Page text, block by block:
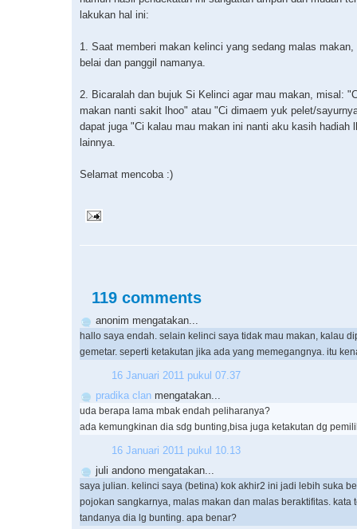
lakukan hal ini:
1. Saat memberi makan kelinci yang sedang malas
belai dan panggil namanya.
2. Bicaralah dan bujuk Si Kelinci agar mau makan, misal:
makan nanti sakit lhoo" atau "Ci dimaem yuk pelet/
dapat juga "Ci kalau mau makan ini nanti aku kasih hadiah
lainnya.
Selamat mencoba :)
119 comments
anonim mengatakan...
hallo saya endah. selain kelinci saya tidak mau makan, kalau
gemetar. seperti ketakutan jika ada yang memegangnya. itu
16 Januari 2011 pukul 07.37
pradika clan mengatakan...
uda berapa lama mbak endah peliharanya?
ada kemungkinan dia sdg bunting,bisa juga ketakutan dg
16 Januari 2011 pukul 10.13
juli andono mengatakan...
saya julian. kelinci saya (betina) kok akhir2 ini jadi lebih suka
pojokan sangkarnya, malas makan dan malas beraktifitas. kata
tandanya dia lg bunting. apa benar?